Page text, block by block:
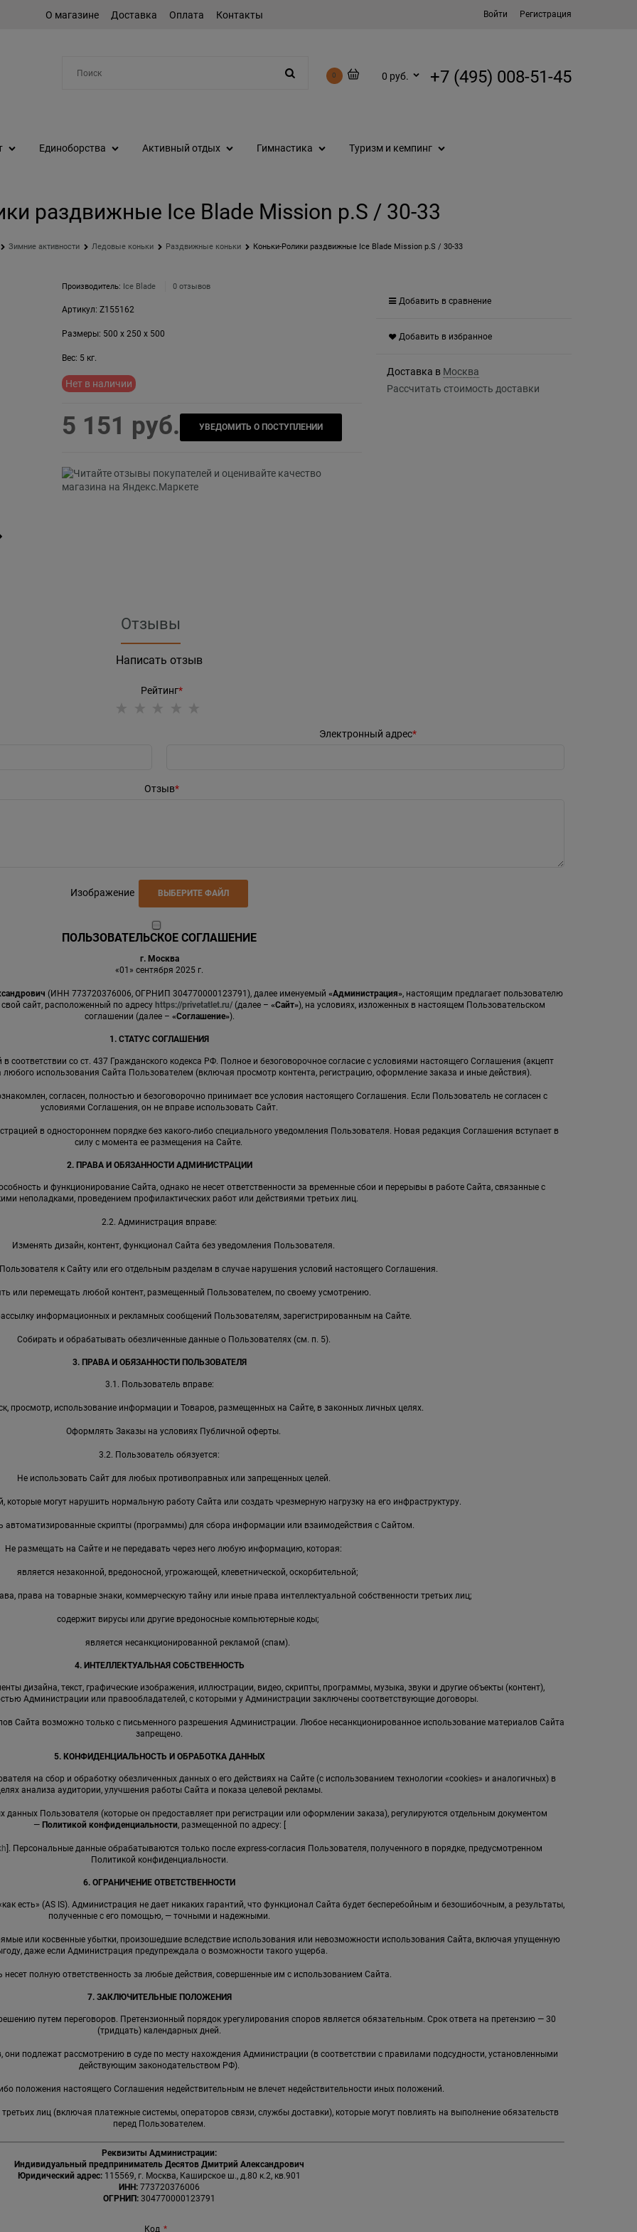
О магазине Доставка Оплата Контакты Войти Регистрация
0 0 руб. +7 (495) 008-51-45
Единоборства Активный отдых Гимнастика Туризм и кемпинг
раздвижные Ice Blade Mission р.S / 30-33
Зимние активности Ледовые коньки Раздвижные коньки Коньки-Ролики раздвижные Ice Blade Mission р.S / 30-33
Производитель: Ice Blade 0 отзывов
Артикул: Z155162
Размеры: 500 x 250 x 500
Вес: 5кг.
Нет в наличии
5 151 руб. УВЕДОМИТЬ О ПОСТУПЛЕНИИ
Добавить в сравнение
Добавить в избранное
Доставка в Москва
Рассчитать стоимость доставки
Отзывы
Написать отзыв
Рейтинг
Электронный адрес
Отзыв
Изображение ВЫБЕРИТЕ ФАЙЛ
ПОЛЬЗОВАТЕЛЬСКОЕ СОГЛАШЕНИЕ
г. Москва
«01» сентября 2025 г.
(ИНН 773720376006, ОГРНИП 304770000123791), далее именуемый «Администрация», настоящим предлагает пользователю
сайт, расположенный по адресу https://privetatlet.ru/(далее – «Сайт»), на условиях, изложенных в настоящем Пользовательском
соглашении (далее – «Соглашение»).
1. СТАТУС СОГЛАШЕНИЯ
со ст. 437 Гражданского кодекса РФ. Полное и безоговорочное согласие с условиями настоящего Соглашения (акцепт
использования Сайта Пользователем (включая просмотр контента, регистрацию, оформление заказа и иные действия).
согласен, полностью и безоговорочно принимает все условия настоящего Соглашения. Если Пользователь не согласен с
условиями Соглашения, он не вправе использовать Сайт.
в одностороннем порядке без какого-либо специального уведомления Пользователя. Новая редакция Соглашения вступает в
силу с момента ее размещения на Сайте.
2. ПРАВА И ОБЯЗАННОСТИ АДМИНИСТРАЦИИ
и функционирование Сайта, однако не несет ответственности за временные сбои и перерывы в работе Сайта, связанные с
неполадками, проведением профилактических работ или действиями третьих лиц.
2.2. Администрация вправе:
Изменять дизайн, контент, функционал Сайта без уведомления Пользователя.
к Сайту или его отдельным разделам в случае нарушения условий настоящего Соглашения.
или перемещать любой контент, размещенный Пользователем, по своему усмотрению.
информационных и рекламных сообщений Пользователям, зарегистрированным на Сайте.
Собирать и обрабатывать обезличенные данные о Пользователях (см. п. 5).
3. ПРАВА И ОБЯЗАННОСТИ ПОЛЬЗОВАТЕЛЯ
3.1. Пользователь вправе:
просмотр, использование информации и Товаров, размещенных на Сайте, в законных личных целях.
Оформлять Заказы на условиях Публичной оферты.
3.2. Пользователь обязуется:
Не использовать Сайт для любых противоправных или запрещенных целей.
которые могут нарушить нормальную работу Сайта или создать чрезмерную нагрузку на его инфраструктуру.
автоматизированные скрипты (программы) для сбора информации или взаимодействия с Сайтом.
Не размещать на Сайте и не передавать через него любую информацию, которая:
является незаконной, вредоносной, угрожающей, клеветнической, оскорбительной;
права на товарные знаки, коммерческую тайну или иные права интеллектуальной собственности третьих лиц;
содержит вирусы или другие вредоносные компьютерные коды;
является несанкционированной рекламой (спам).
4. ИНТЕЛЛЕКТУАЛЬНАЯ СОБСТВЕННОСТЬ
дизайна, текст, графические изображения, иллюстрации, видео, скрипты, программы, музыка, звуки и другие объекты (контент),
Администрации или правообладателей, с которыми у Администрации заключены соответствующие договоры.
Сайта возможно только с письменного разрешения Администрации. Любое несанкционированное использование материалов Сайта
запрещено.
5. КОНФИДЕНЦИАЛЬНОСТЬ И ОБРАБОТКА ДАННЫХ
на сбор и обработку обезличенных данных о его действиях на Сайте (с использованием технологии «cookies» и аналогичных) в
анализа аудитории, улучшения работы Сайта и показа целевой рекламы.
данных Пользователя (которые он предоставляет при регистрации или оформлении заказа), регулируются отдельным документом
— Политикой конфиденциальности, размещенной по адресу: [
]. Персональные данные обрабатываются только после express-согласия Пользователя, полученного в порядке, предусмотренном
Политикой конфиденциальности.
6. ОГРАНИЧЕНИЕ ОТВЕТСТВЕННОСТИ
есть» (AS IS). Администрация не дает никаких гарантий, что функционал Сайта будет бесперебойным и безошибочным, а результаты,
полученные с его помощью, — точными и надежными.
или косвенные убытки, произошедшие вследствие использования или невозможности использования Сайта, включая упущенную
даже если Администрация предупреждала о возможности такого ущерба.
несет полную ответственность за любые действия, совершенные им с использованием Сайта.
7. ЗАКЛЮЧИТЕЛЬНЫЕ ПОЛОЖЕНИЯ
путем переговоров. Претензионный порядок урегулирования споров является обязательным. Срок ответа на претензию — 30
(тридцать) календарных дней.
они подлежат рассмотрению в суде по месту нахождения Администрации (в соответствии с правилами подсудности, установленными
действующим законодательством РФ).
положения настоящего Соглашения недействительным не влечет недействительности иных положений.
лиц (включая платежные системы, операторов связи, службы доставки), которые могут повлиять на выполнение обязательств
перед Пользователем.
Реквизиты Администрации:
Индивидуальный предприниматель Десятов Дмитрий Александрович
Юридический адрес: 115569, г. Москва, Каширское ш., д.80 к.2, кв.901
ИНН: 773720376006
ОГРНИП: 304770000123791
Код